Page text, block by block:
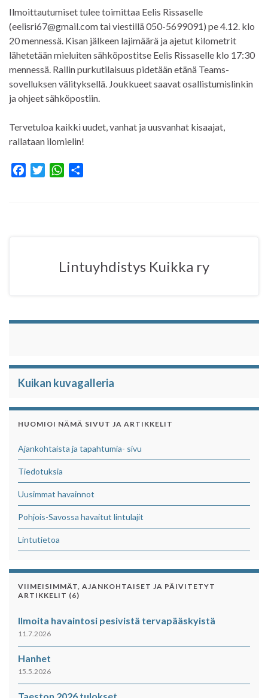
Ilmoittautumiset tulee toimittaa Eelis Rissaselle
(eelisri67@gmail.com tai viestillä 050-5699091) pe 4.12. klo
20 mennessä. Kisan jälkeen lajimäärä ja ajetut kilometrit
lähetetään mieluiten sähköpostitse Eelis Rissaselle klo 17:30
mennessä. Rallin purkutilaisuus pidetään etänä Teams-
sovelluksen välityksellä. Joukkueet saavat osallistumislinkin
ja ohjeet sähköpostiin.
Tervetuloa kaikki uudet, vanhat ja uusvanhat kisaajat,
rallataan ilomielin!
W
p
Lintuyhdistys Kuikka ry
Kuikan kuvagalleria
HUOMIOI NÄMÄ SIVUT JA ARTIKKELIT
Ajankohtaista ja tapahtumia- sivu
Tiedotuksia
Uusimmat havainnot
Pohjois-Savossa havaitut lintulajit
Lintutietoa
VIIMEISIMMÄT, AJANKOHTAISET JA PÄIVITETYT
ARTIKKELIT (6)
Ilmoita havaintosi pesivistä tervapääskyistä
11.7.2026
Hanhet
15.5.2026
Taeston 2026 tulokset